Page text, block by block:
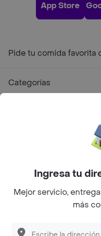
App Store
Pide tu comida favorita
Categorías
©2026Rappi
Ingresa tu
Mejor servicio,
más